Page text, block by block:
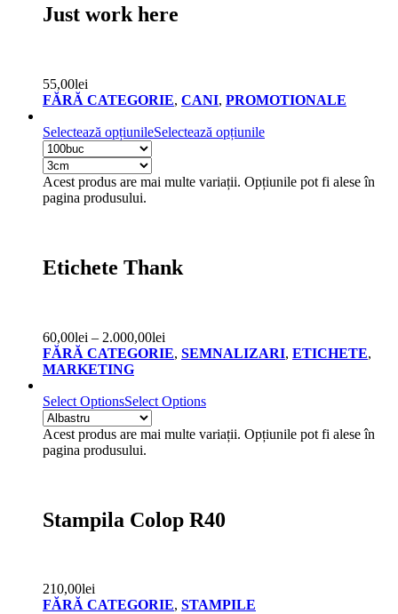
Just work here
55,00lei
FĂRĂ CATEGORIE, CANI, PROMOTIONALE
Selectează opțiunileSelectează opțiunile
Acest produs are mai multe variații. Opțiunile pot fi alese în
pagina produsului.
Etichete Thank
60,00lei – 2.000,00lei
FĂRĂ CATEGORIE, SEMNALIZARI, ETICHETE,
MARKETING
Select OptionsSelect Options
Acest produs are mai multe variații. Opțiunile pot fi alese în
pagina produsului.
Stampila Colop R40
210,00lei
FĂRĂ CATEGORIE, STAMPILE